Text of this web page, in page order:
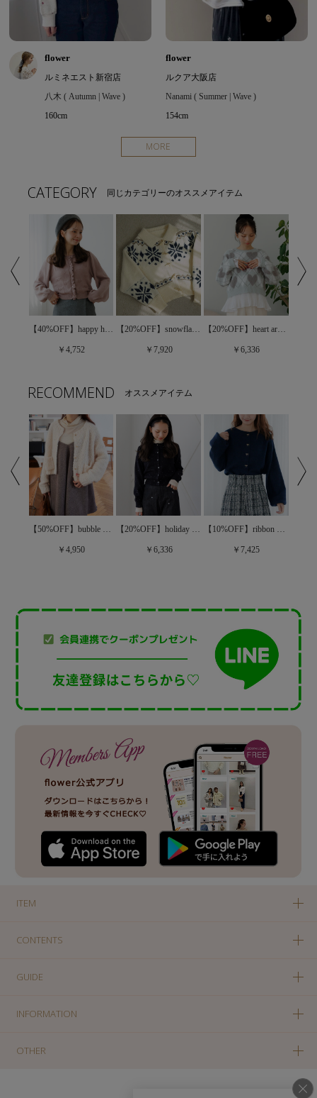
flower
ルミネエスト新宿店
八木 ( Autumn | Wave )
160cm
flower
ルクア大阪店
Nanami ( Summer | Wave )
154cm
MORE
CATEGORY 同じカテゴリーのオススメアイテム
【40%OFF】happy heart cardigan～ﾊｯﾋﾟｰﾊｰﾄｶｰﾃﾞｨｶﾞﾝ
￥4,752
【20%OFF】snowflake cardigan～ｽﾉｰﾌﾚｰｸｶｰﾃﾞｨｶﾞﾝ
￥7,920
【20%OFF】heart argyle knit～ﾊｰﾄｱｰｶﾞｲﾙﾆｯﾄ
￥6,336
RECOMMEND オススメアイテム
【50%OFF】bubble knit cardigan2～ﾊﾞﾌﾞﾙﾆｯﾄｶｰﾃﾞｨｶﾞﾝ2
￥4,950
【20%OFF】holiday spangle knit～ﾎﾘﾃﾞｰｽﾊﾟﾝｸﾞﾙﾆｯﾄ
￥6,336
【10%OFF】ribbon button cardigan～ﾘﾎﾞﾝﾎﾞﾀﾝｶｰﾃﾞｨｶﾞﾝ
￥7,425
ITEM
CONTENTS
GUIDE
INFORMATION
OTHER